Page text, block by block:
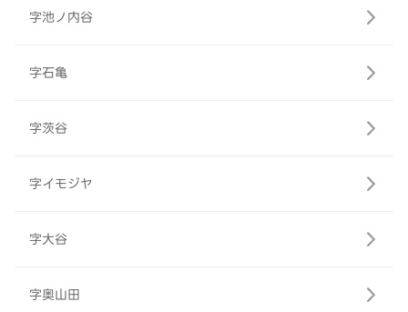
字池ノ内谷
字石亀
字茨谷
字イモジヤ
字大谷
字奥山田